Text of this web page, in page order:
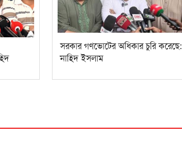
সরকার গণভোটের অধিকার চুরি করেছে:
নাহিদ ইসলাম